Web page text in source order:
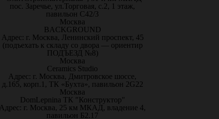
пос. Заречье, ул.Торговая, с.2, 1 этаж,
павильон С42/3
Москва
BACKGROUND
Адрес: г. Москва, Ленинский проспект, 45
(подъехать к складу со двора — ориентир
ПОДЪЕЗД №8)
Москва
Ceramics Studio
Адрес: г. Москва, Дмитровское шоссе,
д.165, корп.1, ТК «Бухта», павильон 2G22
Москва
DomLepnina ТК "Конструктор"
г. Москва, 25 км МКАД, владение 4,
павильон Б2.17